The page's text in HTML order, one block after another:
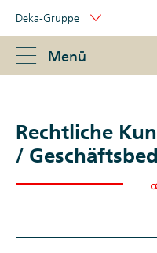
Links
Navigation
Portal
Navigation
Deka-Gruppe
Menü
Rechtliche
/